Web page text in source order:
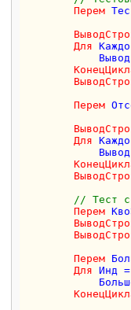
Перем
Для
Перем
Для
// Тест с
Перем
Перем
Для Инд